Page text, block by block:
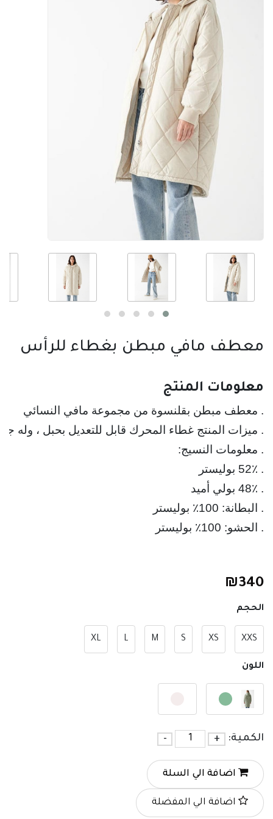
معطف مافي مبطن بغطاء للرأس
معلومات المنتج
. معطف مبطن بقلنسوة من مجموعة مافي النسائي
. الحشو: 100٪ بوليستر
₪340
الحجم
XXS
XS
S
M
L
XL
اللون
الكمية: +
-
اضافة الي السلة
اضافة الي المفضلة